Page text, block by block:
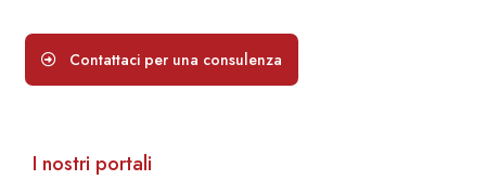
Contattaci per una consulenza
I nostri portali